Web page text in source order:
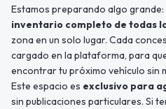
Estamos preparando algo
inventario completo de todas
zona en un solo lugar. Cada
cargado en la plataforma, para
encontrar tu próximo vehículo sin
Este espacio es exclusivo para
sin publicaciones particulares. Si